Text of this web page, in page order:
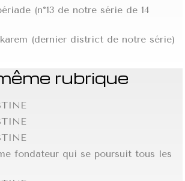
(n°13 de notre série de 14
(dernier district de notre série)
rubrique
fondateur qui se poursuit tous les